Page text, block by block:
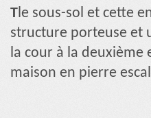
T le sous-sol et cette
structure porteuse et
la cour à la
maison en pierre